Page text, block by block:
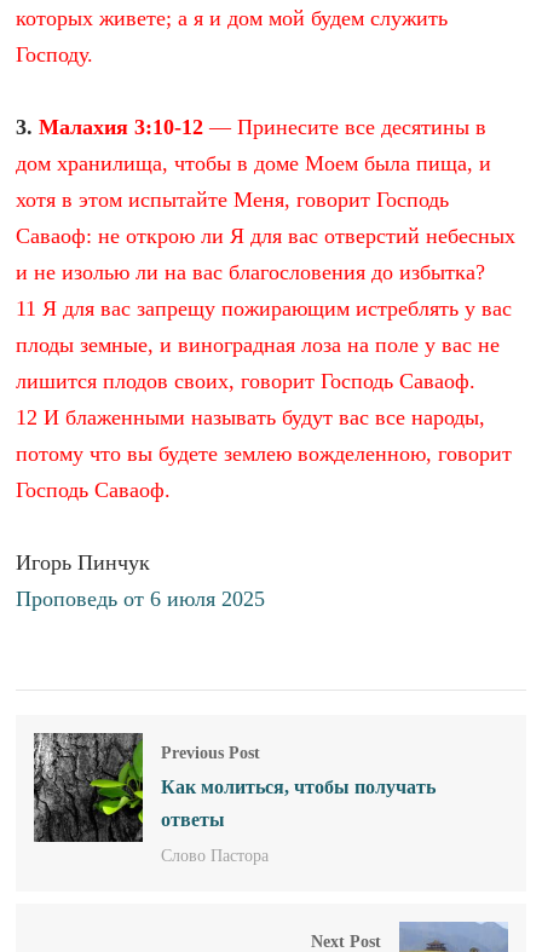
которых живете; а я и дом мой будем служить
Господу.
3.Малахия 3:10-12 — Принесите все десятины в
дом хранилища, чтобы в доме Моем была пища, и
хотя в этом испытайте Меня, говорит Господь
Саваоф: не открою ли Я для вас отверстий небесных
и не изолью ли на вас благословения до избытка?
11 Я для вас запрещу пожирающим истреблять у вас
плоды земные, и виноградная лоза на поле у вас не
лишится плодов своих, говорит Господь Саваоф.
12 И блаженными называть будут вас все народы,
потому что вы будете землею вожделенною, говорит
Господь Саваоф.
Игорь Пинчук
Проповедь от 6 июля 2025
Previous Post
Как молиться, чтобы получать
ответы
Слово Пастора
Next Post